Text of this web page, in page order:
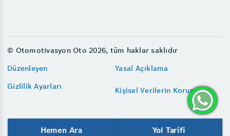
© Otomotivasyon Oto 2026, tüm haklar saklıdır
Düzenleyen
Yasal Açıklama
Gizlilik Ayarları
Kişisel Verilerin Korunması
Hemen Ara Yol Tarifi